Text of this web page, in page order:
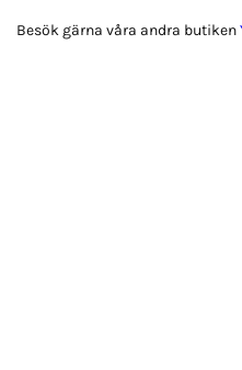
Besök gärna våra andra butiken